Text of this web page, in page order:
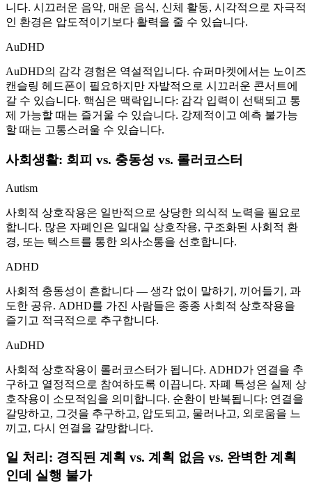
니다. 시끄러운 음악, 매운 음식, 신체 활동, 시각적으로 자극적
인 환경은 압도적이기보다 활력을 줄 수 있습니다.
AuDHD
AuDHD의 감각 경험은 역설적입니다. 슈퍼마켓에서는 노이즈
캔슬링 헤드폰이 필요하지만 자발적으로 시끄러운 콘서트에
갈 수 있습니다. 핵심은 맥락입니다: 감각 입력이 선택되고 통
제 가능할 때는 즐거울 수 있습니다. 강제적이고 예측 불가능
할 때는 고통스러울 수 있습니다.
사회생활: 회피 vs. 충동성 vs. 롤러코스터
Autism
사회적 상호작용은 일반적으로 상당한 의식적 노력을 필요로
합니다. 많은 자폐인은 일대일 상호작용, 구조화된 사회적 환
경, 또는 텍스트를 통한 의사소통을 선호합니다.
ADHD
사회적 충동성이 흔합니다 — 생각 없이 말하기, 끼어들기, 과
도한 공유. ADHD를 가진 사람들은 종종 사회적 상호작용을
즐기고 적극적으로 추구합니다.
AuDHD
사회적 상호작용이 롤러코스터가 됩니다. ADHD가 연결을 추
구하고 열정적으로 참여하도록 이끕니다. 자폐 특성은 실제 상
호작용이 소모적임을 의미합니다. 순환이 반복됩니다: 연결을
갈망하고, 그것을 추구하고, 압도되고, 물러나고, 외로움을 느
끼고, 다시 연결을 갈망합니다.
일 처리: 경직된 계획 vs. 계획 없음 vs. 완벽한 계획
인데 실행 불가